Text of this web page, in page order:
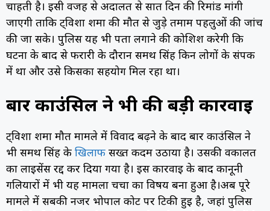
चाहती है। इसी वजह से अदालत से सात दिन की रिमांड मांगी
जाएगी ताकि ट्विशा शर्मा की मौत से जुड़े तमाम पहलुओं की जांच
की जा सके। पुलिस यह भी पता लगाने की कोशिश करेगी कि
घटना के बाद से फरारी के दौरान समर्थ सिंह किन लोगों के संपर्क
में था और उसे किसका सहयोग मिल रहा था।
बार काउंसिल ने भी की बड़ी कार्रवाई
ट्विशा शर्मा मौत मामले में विवाद बढ़ने के बाद बार काउंसिल ने
भी समर्थ सिंह के खिलाफ सख्त कदम उठाया है। उसकी वकालत
का लाइसेंस रद्द कर दिया गया है। इस कार्रवाई के बाद कानूनी
गलियारों में भी यह मामला चर्चा का विषय बना हुआ है।अब पूरे
मामले में सबकी नजर भोपाल कोर्ट पर टिकी हुई है, जहां पुलिस